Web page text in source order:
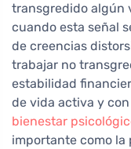
transgredido algún
cuando esta señal
de creencias
trabajar no
estabilidad
de vida activa y
bienestar
importante como la